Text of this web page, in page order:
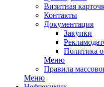
Визитная
Контакты
Документация
Закупки
Политика
Меню
Правила
Меню